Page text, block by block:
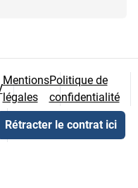
Mentions
légales
Politique de
confidentialité
Rétracter le contrat ici